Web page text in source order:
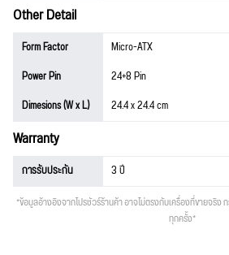
Other Detail
Form Factor
Micro-ATX
Power Pin
24+8 Pin
Dimesions (W x L)
24.4 x 24.4 cm
Warranty
การรับประกัน 3 ปี
*ข้อมูลอ้างอิงจากโปรชัวร์ร้านค้า อาจไม่ตรงกับเครื่องที่ขายจริ
ทุกครั้ง*